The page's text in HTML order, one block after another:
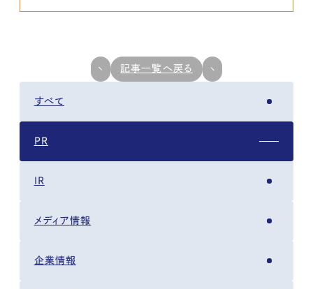
すべて
PR
IR
メディア情報
企業情報
記事一覧へ戻る